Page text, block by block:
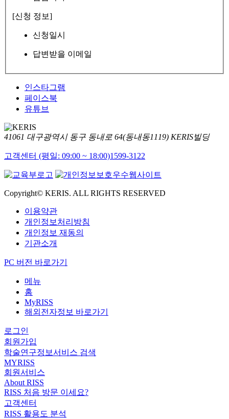
[신청 정보]
신청일시
답변받을 이메일
인스타그램
페이스북
유튜브
41061 대구광역시 동구 동내로 64(동내동1119) KERIS빌딩
고객센터 (평일: 09:00 ~ 18:00)1599-3122
Copyright© KERIS. ALL RIGHTS RESERVED
이용약관
개인정보처리방침
개인정보 재동의
기관소개
PC 버전 바로가기
메뉴
홈
MyRISS
해외전자정보 바로가기
로그인
회원가입
학술연구정보서비스 검색
MYRISS
회원서비스
About RISS
RISS 처음 방문 이세요?
고객센터
RISS 활용도 분석